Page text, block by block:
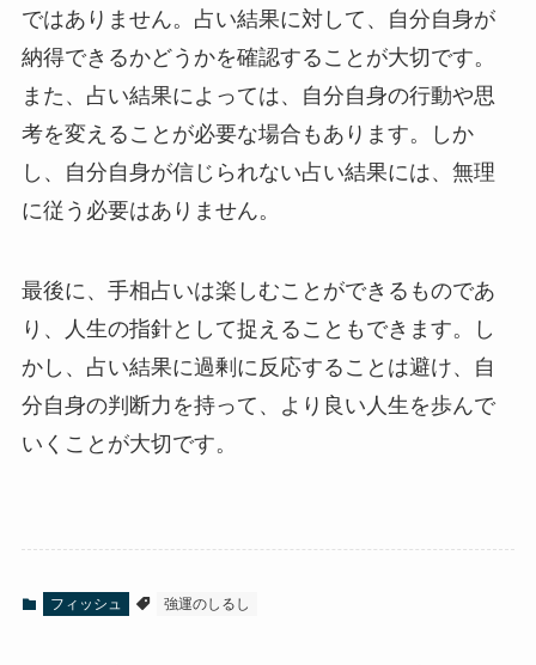
ではありません。占い結果に対して、自分自身が
納得できるかどうかを確認することが大切です。
また、占い結果によっては、自分自身の行動や思
考を変えることが必要な場合もあります。しか
し、自分自身が信じられない占い結果には、無理
に従う必要はありません。
最後に、手相占いは楽しむことができるものであ
り、人生の指針として捉えることもできます。し
かし、占い結果に過剰に反応することは避け、自
分自身の判断力を持って、より良い人生を歩んで
いくことが大切です。
フィッシュ 強運のしるし